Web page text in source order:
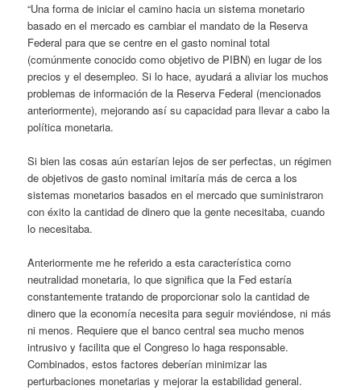
“Una forma de iniciar el camino hacia un sistema monetario
basado en el mercado es cambiar el mandato de la Reserva
Federal para que se centre en el gasto nominal total
(comúnmente conocido como objetivo de PIBN) en lugar de los
precios y el desempleo. Si lo hace, ayudará a aliviar los muchos
problemas de información de la Reserva Federal (mencionados
anteriormente), mejorando así su capacidad para llevar a cabo la
política monetaria.
Si bien las cosas aún estarían lejos de ser perfectas, un régimen
de objetivos de gasto nominal imitaría más de cerca a los
sistemas monetarios basados ​​en el mercado que suministraron
con éxito la cantidad de dinero que la gente necesitaba, cuando
lo necesitaba.
Anteriormente me he referido a esta característica como
neutralidad monetaria, lo que significa que la Fed estaría
constantemente tratando de proporcionar solo la cantidad de
dinero que la economía necesita para seguir moviéndose, ni más
ni menos. Requiere que el banco central sea mucho menos
intrusivo y facilita que el Congreso lo haga responsable.
Combinados, estos factores deberían minimizar las
perturbaciones monetarias y mejorar la estabilidad general.